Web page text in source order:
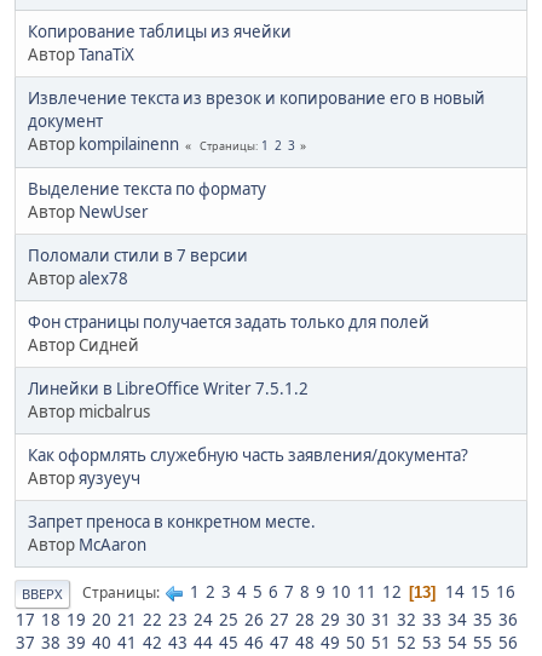
Копирование таблицы из ячейки
АвторTanaTiX
Извлечение текста из врезок и копирование его в новый
документ
Автор kompilainenn Страницы 1 2 3
Выделение текста по формату
Автор NewUser
Поломали стили в 7 версии
Авторalex78
Фон страницы получается задать только для полей
Автор Сидней
Линейки в LibreOffice Writer 7.5.1.2
Автор micbalrus
Как оформлять служебную часть заявления/документа?
Авторяузуеуч
Запрет преноса в конкретном месте.
Автор McAaron
ВВЕРХ Страницы 1 2 3 4 5 6 7 8 9 10 11 12 13 14 15 16
17 18 19 20 21 22 23 24 25 26 27 28 29 30 31 32 33 34 35 36
37 38 39 40 41 42 43 44 45 46 47 48 49 50 51 52 53 54 55 56